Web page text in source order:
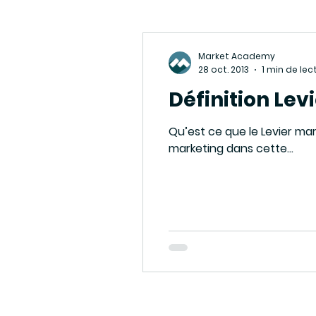
Actualités de l'agence
Définition
Qu’est ce que le Levier marketing ?
marketing dans cette...
Market Academy
28 oct. 2013
1 min de